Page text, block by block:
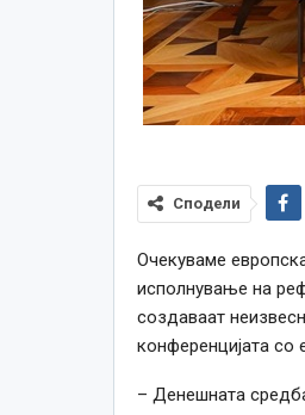
Сподели
Очекуваме
исполнување на
создаваат
конференцијата
– Денешната